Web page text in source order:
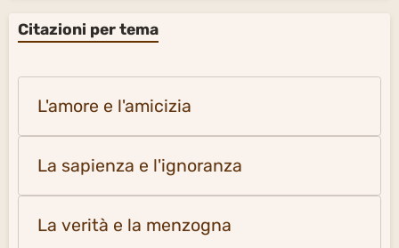
Citazioni per tema
L'amore e l'amicizia
La sapienza e l'ignoranza
La verità e la menzogna